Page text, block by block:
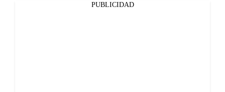
PUBLICIDAD